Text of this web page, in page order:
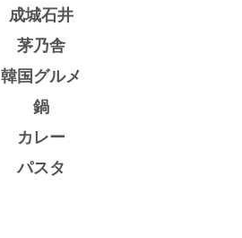
成城石井
茅乃舎
韓国グルメ
鍋
カレー
パスタ